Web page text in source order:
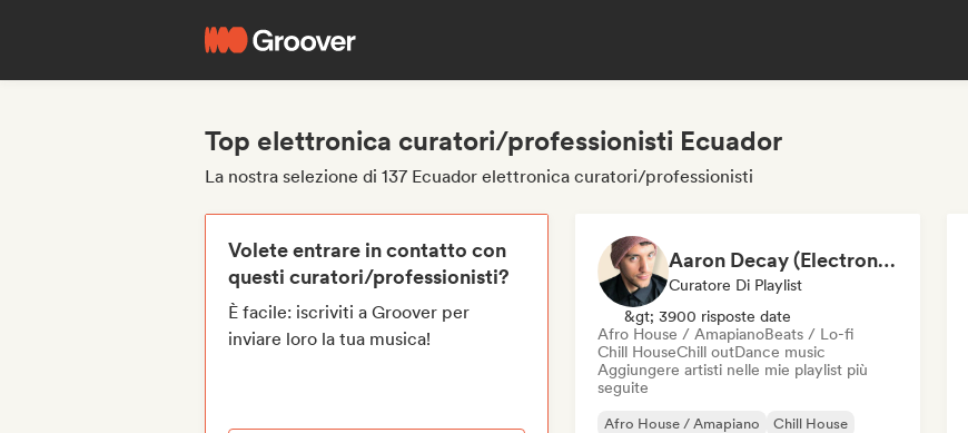
Top elettronica curatori/professionisti Ecuador
La nostra selezione di 137 Ecuador elettronica curatori/professionisti
Volete entrare in contatto con
questi curatori/professionisti?
È facile: iscriviti a Groover per
inviare loro la tua musica!
Aaron Decay (Electronic Dream & Chill Electronic Dream playlists)
Curatore Di Playlist
&gt; 3900 risposte date
Afro House / AmapianoBeats / Lo-fi
Chill HouseChill outDance music
Aggiungere artisti nelle mie playlist più
seguite
Afro House / Amapiano
Chill House